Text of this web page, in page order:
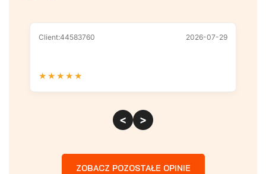
Client:44583760 2026-07-29
★ ★ ★ ★ ★
< >
ZOBACZ POZOSTAŁE OPINIE